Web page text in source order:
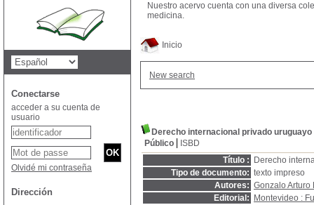
Inicio
New search
Derecho internacional privado
Público
ISBD
Título :
Derecho
Tipo de documento: texto impreso
Autores: Gonzalo Arturo
Editorial:
Montevideo :
Nuestro acervo cuenta con una diversa
medicina.
Conectarse
acceder a su cuenta de
usuario
Olvidé mi contraseña
Dirección